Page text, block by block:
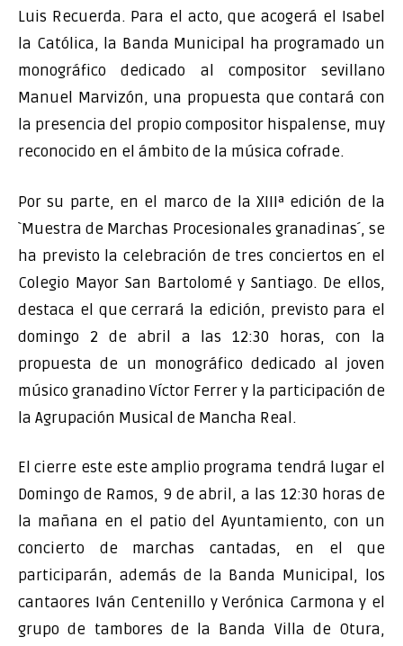
Luis Recuerda. Para el acto, que acogerá el Isabel
la Católica, la Banda Municipal ha programado un
monográfico dedicado al compositor sevillano
Manuel Marvizón, una propuesta que contará con
la presencia del propio compositor hispalense, muy
reconocido en el ámbito de la música cofrade.
Por su parte, en el marco de la XIIIª edición de la
`Muestra de Marchas Procesionales granadinas´, se
ha previsto la celebración de tres conciertos en el
Colegio Mayor San Bartolomé y Santiago. De ellos,
destaca el que cerrará la edición, previsto para el
domingo 2 de abril a las 12:30 horas, con la
propuesta de un monográfico dedicado al joven
músico granadino Víctor Ferrer y la participación de
la Agrupación Musical de Mancha Real.
El cierre este este amplio programa tendrá lugar el
Domingo de Ramos, 9 de abril, a las 12:30 horas de
la mañana en el patio del Ayuntamiento, con un
concierto de marchas cantadas, en el que
participarán, además de la Banda Municipal, los
cantaores Iván Centenillo y Verónica Carmona y el
grupo de tambores de la Banda Villa de Otura,